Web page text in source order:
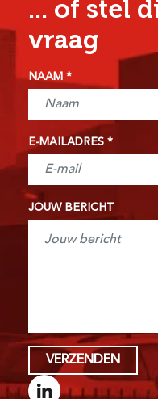
... of stel
vraag
NAAM
E-MAILADRES
JOUW BERICHT
VERZENDEN